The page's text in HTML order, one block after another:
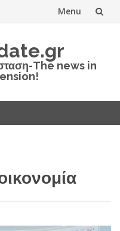
Menu
The news in